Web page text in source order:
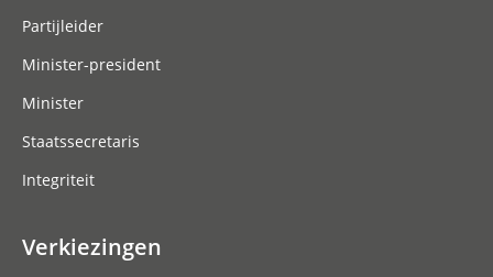
Partijleider
Minister-president
Minister
Staatssecretaris
Integriteit
Verkiezingen